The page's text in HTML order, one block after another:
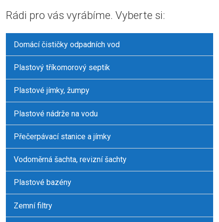
nepodařilo
odeslat.
Rádi pro vás vyrábíme. Vyberte si:
Domácí čističky odpadních vod
Plastový tříkomorový septik
Plastové jímky, žumpy
Plastové nádrže na vodu
Přečerpávací stanice a jímky
Vodoměrná šachta, revizní šachty
Plastové bazény
Zemní filtry